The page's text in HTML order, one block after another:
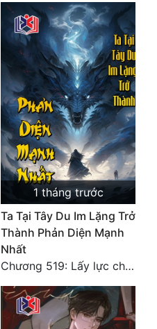
1 tháng trước
Ta Tại Tây Du Im Lặng Trở
Thành Phản Diện Mạnh
Nhất
Chương 519: Lấy lực chứng đạo, Hỗn Nguyên Đại La Kim Tiên!